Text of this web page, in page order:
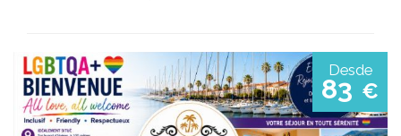
Desde
83 €